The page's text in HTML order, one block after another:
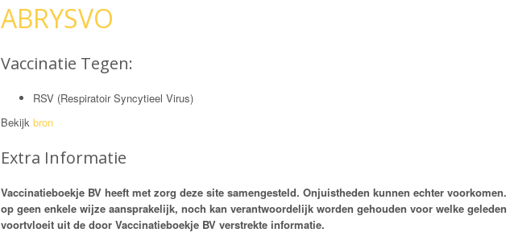
ABRYSVO
Vaccinatie Tegen:
RSV (Respiratoir Syncytieel Virus)
Bekijk bron
Extra Informatie
Vaccinatieboekje BV heeft met zorg deze site samengesteld. Onjuistheden kunnen echter
op geen enkele wijze aansprakelijk, noch kan verantwoordelijk worden gehouden voor welke
voortvloeit uit de door Vaccinatieboekje BV verstrekte informatie.